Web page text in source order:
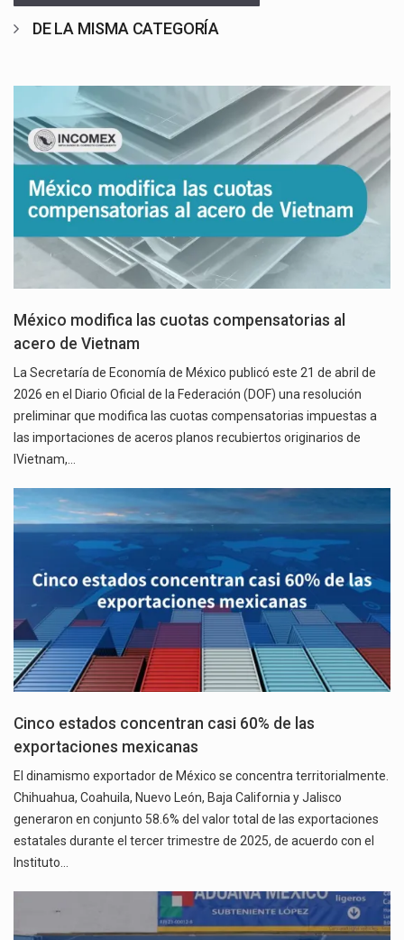
DE LA MISMA CATEGORÍA
México modifica las cuotas compensatorias al
acero de Vietnam
La Secretaría de Economía de México publicó este 21 de abril de
2026 en el Diario Oficial de la Federación (DOF) una resolución
preliminar que modifica las cuotas compensatorias impuestas a
las importaciones de aceros planos recubiertos originarios de
lVietnam,…
Cinco estados concentran casi 60% de las
exportaciones mexicanas
El dinamismo exportador de México se concentra territorialmente.
Chihuahua, Coahuila, Nuevo León, Baja California y Jalisco
generaron en conjunto 58.6% del valor total de las exportaciones
estatales durante el tercer trimestre de 2025, de acuerdo con el
Instituto…